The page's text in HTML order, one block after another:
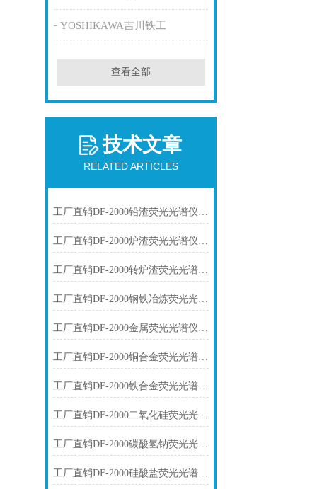
YOSHIKAWA吉川铁工
查看全部
技术文章
RELATED ARTICLES
工厂直销DF-2000铅渣荧光光谱仪技术参数
工厂直销DF-2000炉渣荧光光谱仪技术参数
工厂直销DF-2000转炉渣荧光光谱仪技术参数
工厂直销DF-2000钢铁冶炼荧光光谱仪技术参数
工厂直销DF-2000金属荧光光谱仪技术参数
工厂直销DF-2000铜合金荧光光谱仪技术参数
工厂直销DF-2000铁合金荧光光谱仪技术参数
工厂直销DF-2000二氧化硅荧光光谱仪技术参数
工厂直销DF-2000碳酸氢钠荧光光谱仪技术参数
工厂直销DF-2000硅酸盐荧光光谱仪技术参数